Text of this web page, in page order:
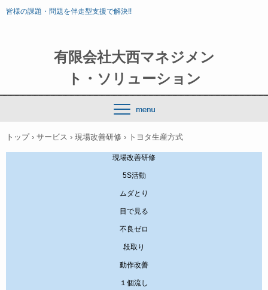
有限会社大西マネジメン
ト・ソリューション
皆様の課題・問題を伴走型支援で解決!!
トップ › サービス › 現場改善研修 › トヨタ生産方式
現場改善研修
5S活動
ムダとり
目で見る
不良ゼロ
段取り
動作改善
１個流し